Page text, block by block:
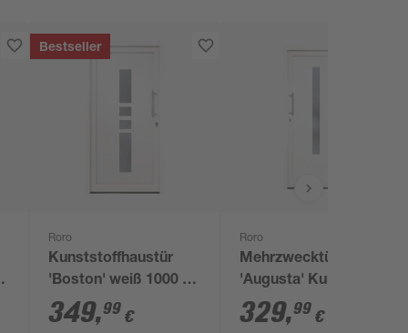
Bestseller
Roro
Kunststoffhaustür
'Boston' weiß 1000 x
2100 mm DIN R
349,99 €
Roro
Mehrzwecktür
'Augusta' Kunststoff
1000 x 2000 mm links
329,99 €